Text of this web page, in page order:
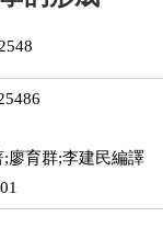
廖育群;李建民編譯